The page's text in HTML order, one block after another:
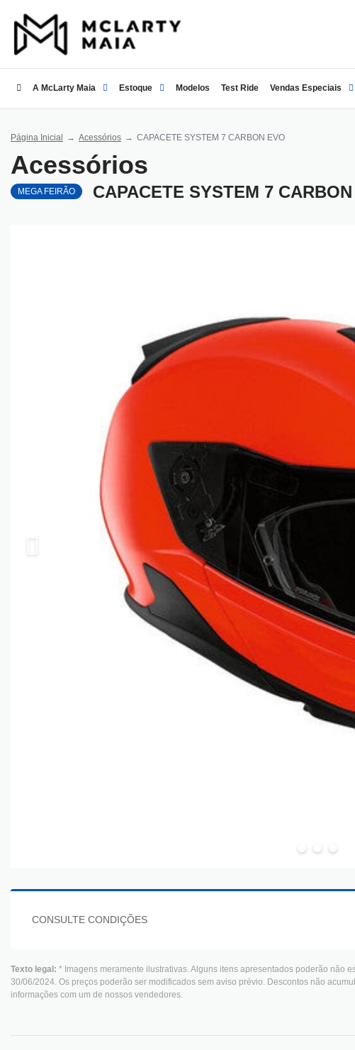
A McLarty Maia Estoque Modelos Test Ride Vendas Especiais
Página Inicial Acessórios CAPACETE SYSTEM 7 CARBON EVO
Acessórios
MEGA FEIRÃO CAPACETE SYSTEM 7
CONSULTE CONDIÇÕES
Texto legal: * Imagens meramente ilustrativas. Alguns itens apresentados poderão não
30/06/2024. Os preços poderão ser modificados sem aviso prévio. Descontos não
informações com um de nossos vendedores.